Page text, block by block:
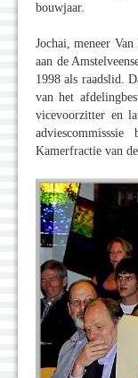
bouwjaar.
Jochai, meneer
aan de
1998 als raadslid.
van het
vicevoorzitter en
Kamerfractie van